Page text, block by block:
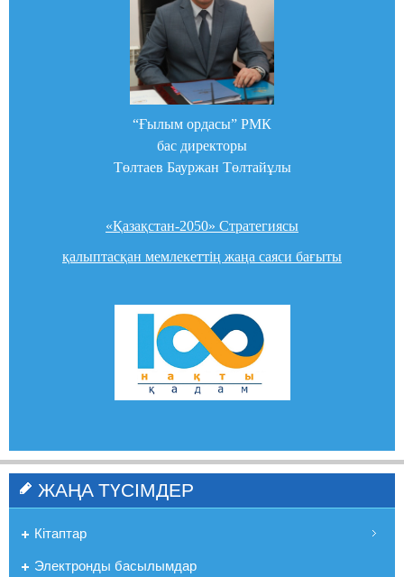
“Ғылым ордасы” РМК
бас директоры
Төлтаев Бауржан Төлтайұлы
«Қазақстан-2050» Стратегиясы
қалыптасқан мемлекеттің жаңа саяси бағыты
ЖАҢА ТҮСІМДЕР
Кітаптар
Электронды басылымдар